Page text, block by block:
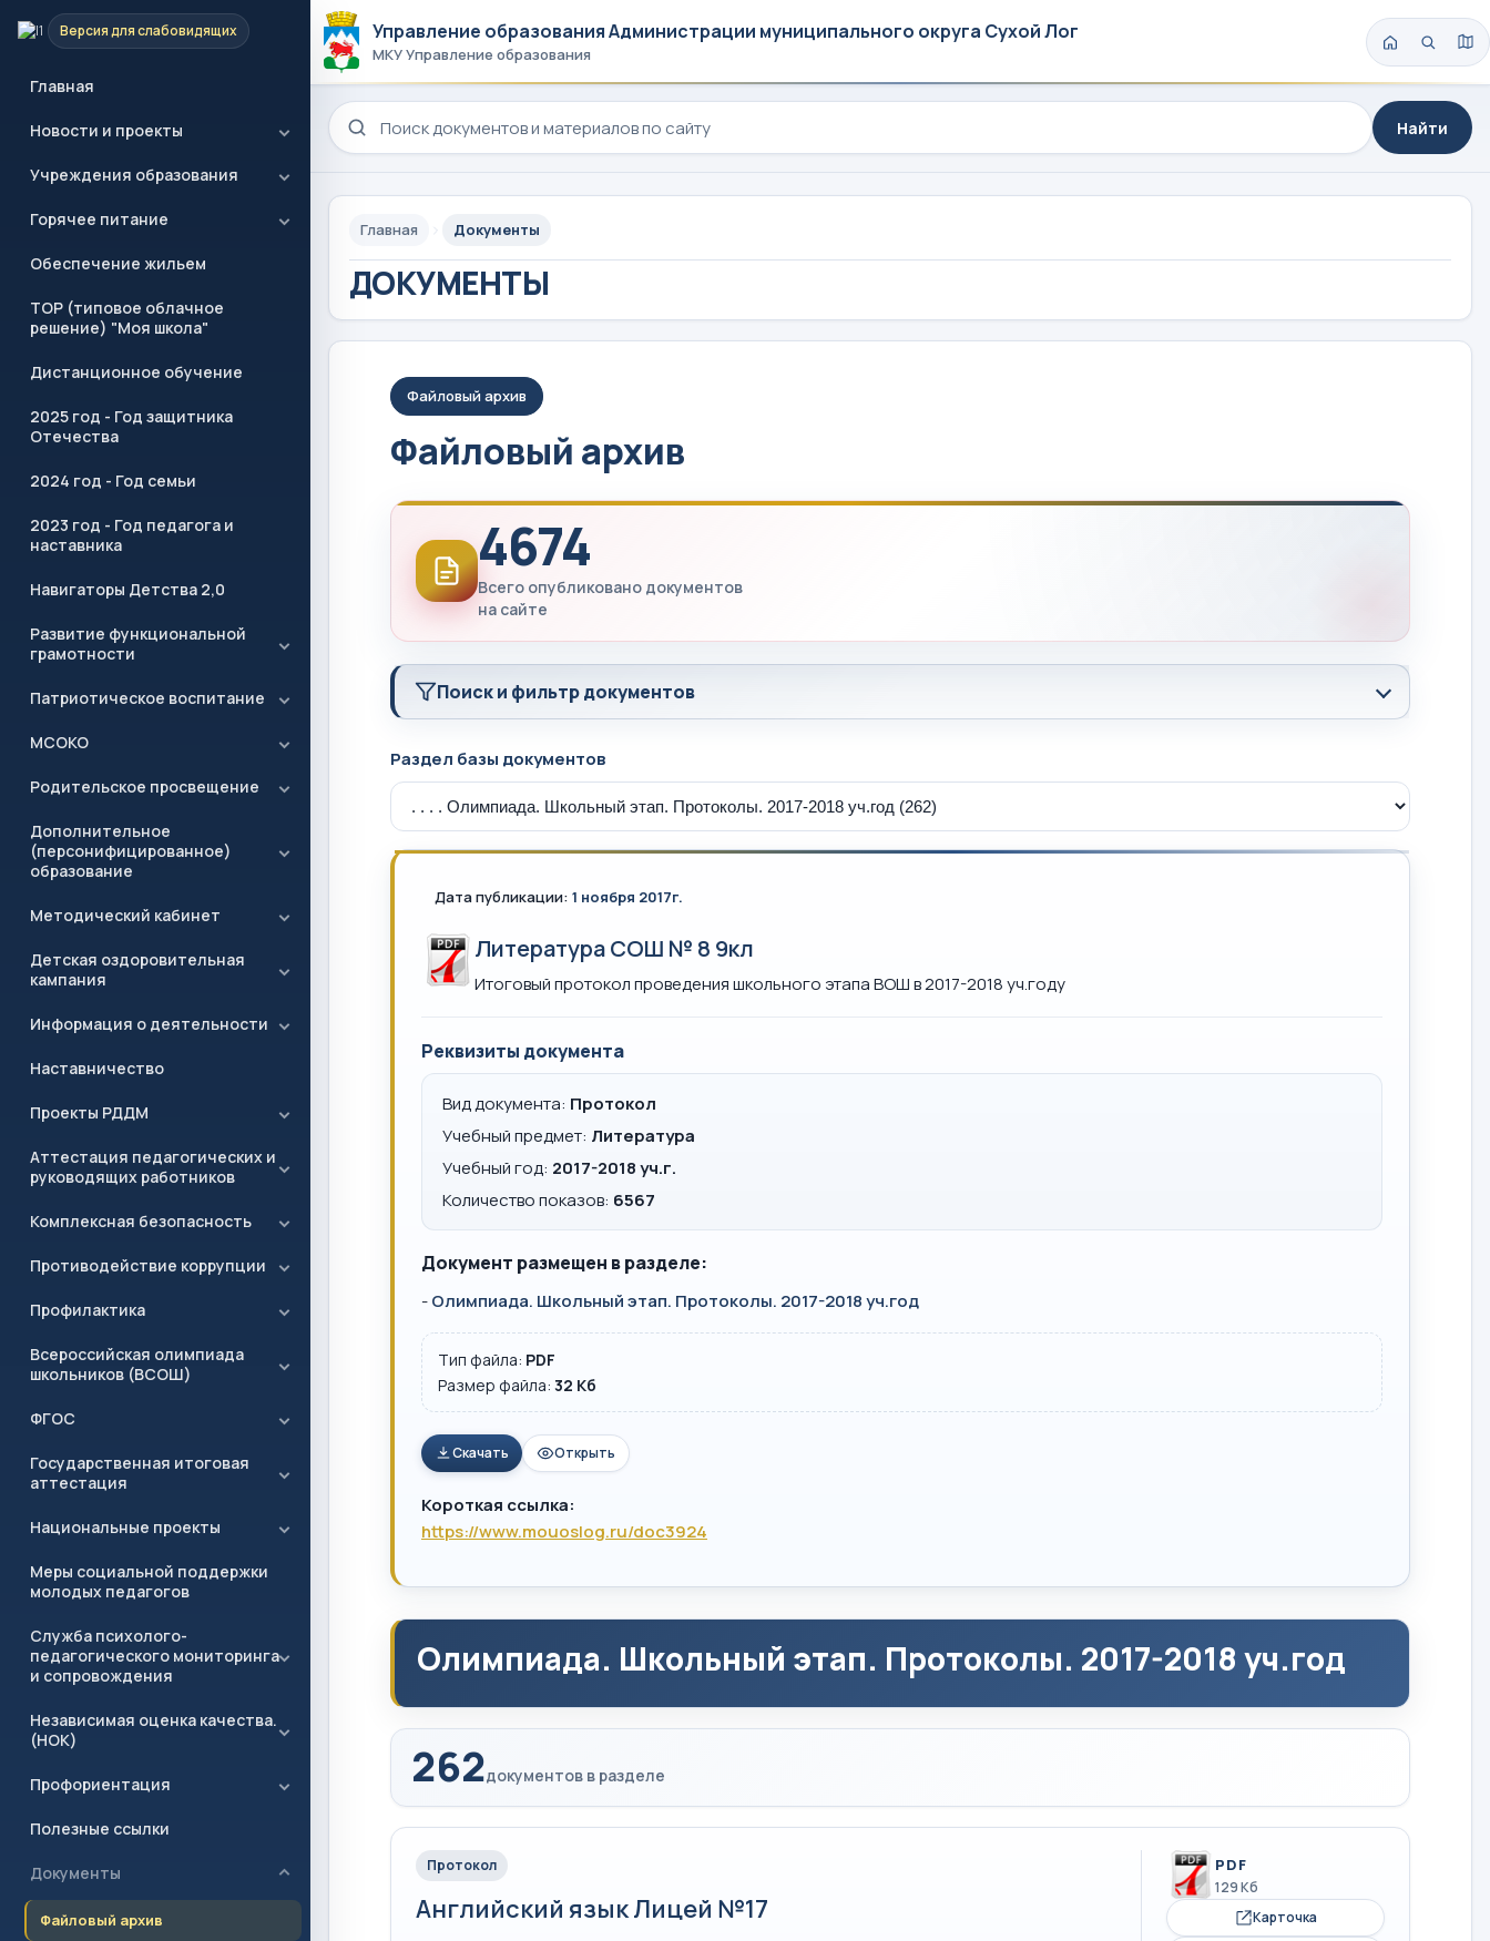
Версия для слабовидящих
Главная
Новости и проекты
Учреждения образования
Горячее питание
Обеспечение жильем
ТОР (типовое облачное
решение) "Моя школа"
Дистанционное обучение
2025 год - Год защитника
Отечества
2024 год - Год семьи
2023 год - Год педагога и
наставника
Навигаторы Детства 2,0
Развитие функциональной
грамотности
Патриотическое воспитание
МСОКО
Родительское просвещение
Дополнительное
(персонифицированное)
образование
Методический кабинет
Детская оздоровительная
кампания
Информация о деятельности
Наставничество
Проекты РДДМ
Аттестация педагогических и
руководящих работников
Комплексная безопасность
Противодействие коррупции
Профилактика
Всероссийская олимпиада
школьников (ВСОШ)
ФГОС
Государственная итоговая
аттестация
Национальные проекты
Меры социальной поддержки
молодых педагогов
Служба психолого-
педагогического мониторинга
и сопровождения
Независимая оценка качества.
(НОК)
Профориентация
Полезные ссылки
Документы
Файловый архив
Управление образования Администрации муниципального округа Сухой Лог
МКУ Управление образования
Поиск по сайту
Найти
Главная Документы
ДОКУМЕНТЫ
Файловый архив
Файловый архив
4674
Всего опубликовано документов
на сайте
Поиск и фильтр документов
Раздел базы документов
Дата публикации: 1 ноября 2017г.
Литература СОШ № 8 9кл
Итоговый протокол проведения школьного этапа ВОШ в 2017-2018 уч.году
Реквизиты документа
Вид документа: Протокол
Учебный предмет: Литература
Учебный год: 2017-2018 уч.г.
Количество показов: 6567
Документ размещен в разделе:
-Олимпиада. Школьный этап. Протоколы. 2017-2018 уч.год
Тип файла: PDF
Размер файла: 32 Кб
Скачать Открыть
Короткая ссылка:
https://www.mouoslog.ru/doc3924
Олимпиада. Школьный этап. Протоколы. 2017-2018 уч.год
262документов в разделе
Протокол
Английский язык Лицей №17
PDF
129 Кб
Карточка